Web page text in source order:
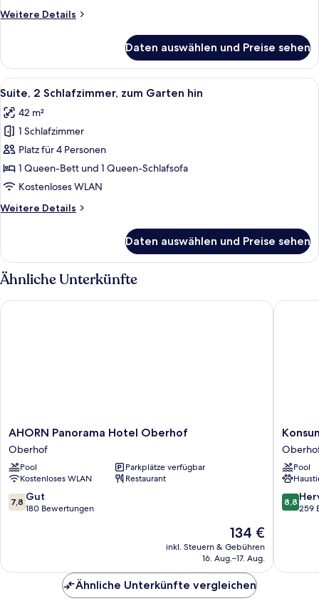
Garten
Weitere Details
Weitere
Doppelzimmer,
Schlafzimmer,
Garten
hin
Daten auswählen und Preise sehen
Alle
Fotos
für
Suite,
2 Schlafzimmer,
zum
Garten
anzeigen
Ein Holzinnenraum mit an der Wand
10
Suite, 2 Schlafzimmer, zum Garten hin
42 m²
1 Schlafzimmer
Platz für 4 Personen
1 Queen-Bett und 1 Queen-Schlafsofa
Kostenloses WLAN
Weitere Details
Weitere
2 Schlafzimmer,
zum
Garten
Daten auswählen und Preise sehen
Ähnliche Unterkünfte
AHORN
Panorama
Hotel
Oberhof
Oberhof
AHORN Panorama Hotel Oberhof
Oberhof
Pool
Parkplätze verfügbar
Kostenloses WLAN
Restaurant
7.8
von
7,8 Gut
180 Bewertungen
Der
Preis
beträgt
134 €
inkl. Steuern & Gebühren
16. Aug.–17. Aug.
AHORN Panorama Hotel Oberhof
Konsum
Pool
8.8
von
8,8
259
Ähnliche Unterkünfte vergleichen